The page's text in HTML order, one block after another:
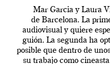
Mar Garcia y Laura
de Barcelona. La
audiovisual y quiere
guión. La segunda ha
posible que dentro de
su trabajo como